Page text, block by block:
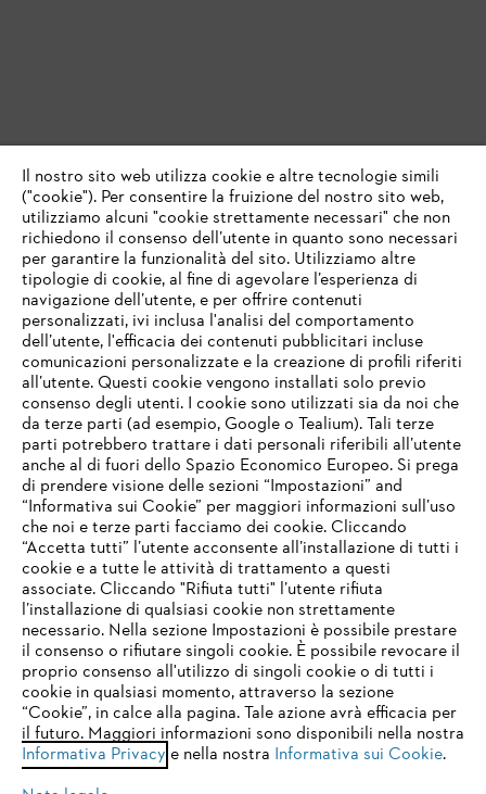
IHR BROWSER WIRD NICHT
UNTERSTÜTZT
Sie nutzen einen Browser, den wir noch nicht unterstützen. Für
eine optimale Nutzung unserer Seite empfehlen wir Ihnen, zu
einem der folgenden Browser zu wechseln:
firefox chrome
Il nostro sito web utilizza cookie e altre tecnologie simili
("cookie"). Per consentire la fruizione del nostro sito web,
utilizziamo alcuni "cookie strettamente necessari" che non
richiedono il consenso dell’utente in quanto sono necessari
per garantire la funzionalità del sito. Utilizziamo altre
tipologie di cookie, al fine di agevolare l’esperienza di
navigazione dell’utente, e per offrire contenuti
personalizzati, ivi inclusa l'analisi del comportamento
dell’utente, l'efficacia dei contenuti pubblicitari incluse
comunicazioni personalizzate e la creazione di profili riferiti
all’utente. Questi cookie vengono installati solo previo
consenso degli utenti. I cookie sono utilizzati sia da noi che
da terze parti (ad esempio, Google o Tealium). Tali terze
parti potrebbero trattare i dati personali riferibili all’utente
anche al di fuori dello Spazio Economico Europeo. Si prega
di prendere visione delle sezioni “Impostazioni” and
“Informativa sui Cookie” per maggiori informazioni sull’uso
che noi e terze parti facciamo dei cookie. Cliccando
“Accetta tutti” l’utente acconsente all’installazione di tutti i
cookie e a tutte le attività di trattamento a questi
associate. Cliccando "Rifiuta tutti" l’utente rifiuta
l’installazione di qualsiasi cookie non strettamente
necessario. Nella sezione Impostazioni è possibile prestare
il consenso o rifiutare singoli cookie. È possibile revocare il
proprio consenso all'utilizzo di singoli cookie o di tutti i
cookie in qualsiasi momento, attraverso la sezione
“Cookie”, in calce alla pagina. Tale azione avrà efficacia per
il futuro. Maggiori informazioni sono disponibili nella nostra
Informativa Privacy e nella nostra Informativa sui Cookie.